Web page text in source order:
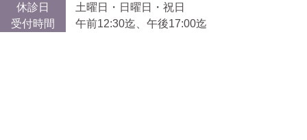
休診日
土曜日・日曜日・祝日
受付時間
午前12:30迄、午後17:00迄